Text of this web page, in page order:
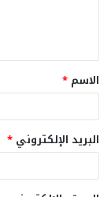
ق
*
الاسم *
البريد الإلكتروني *